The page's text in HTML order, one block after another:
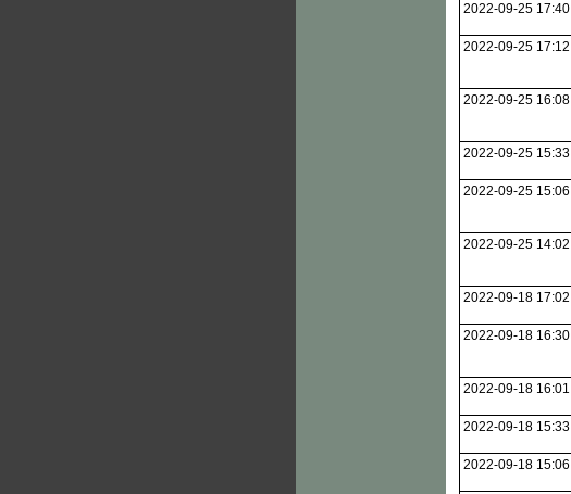
2022-09-25
2022-09-25
2022-09-25
2022-09-25
2022-09-25
2022-09-25
2022-09-18
2022-09-18
2022-09-18
2022-09-18
2022-09-18